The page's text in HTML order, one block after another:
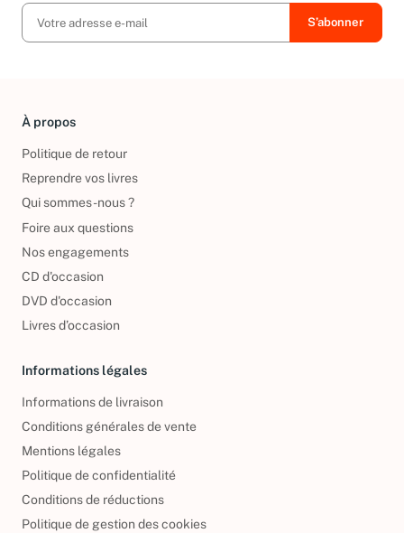
À propos
Politique de retour
Reprendre vos livres
Qui sommes-nous ?
Foire aux questions
Nos engagements
CD d'occasion
DVD d'occasion
Livres d’occasion
Informations légales
Informations de livraison
Conditions générales de vente
Mentions légales
Politique de confidentialité
Conditions de réductions
Politique de gestion des cookies